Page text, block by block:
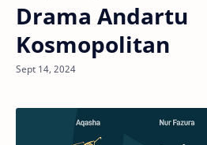
Drama Andartu
Kosmopolitan